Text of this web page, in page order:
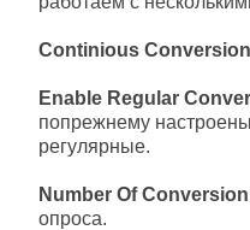
Continious
Enable Regular
попрежнему
регулярные.
Number Of Conversion
опроса.